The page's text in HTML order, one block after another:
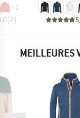
+1
(2)
MEILLEURES